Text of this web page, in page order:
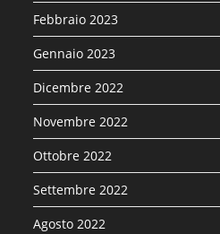
Febbraio 2023
Gennaio 2023
Dicembre 2022
Novembre 2022
Ottobre 2022
Settembre 2022
Agosto 2022